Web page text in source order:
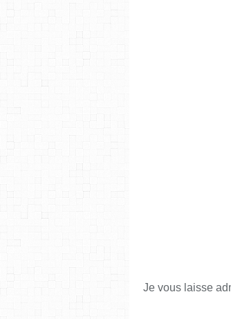
Je vous laisse